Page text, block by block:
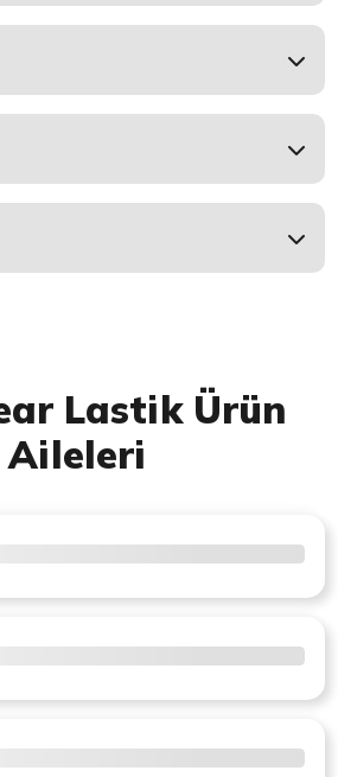
Lastik Ürün
Aileleri